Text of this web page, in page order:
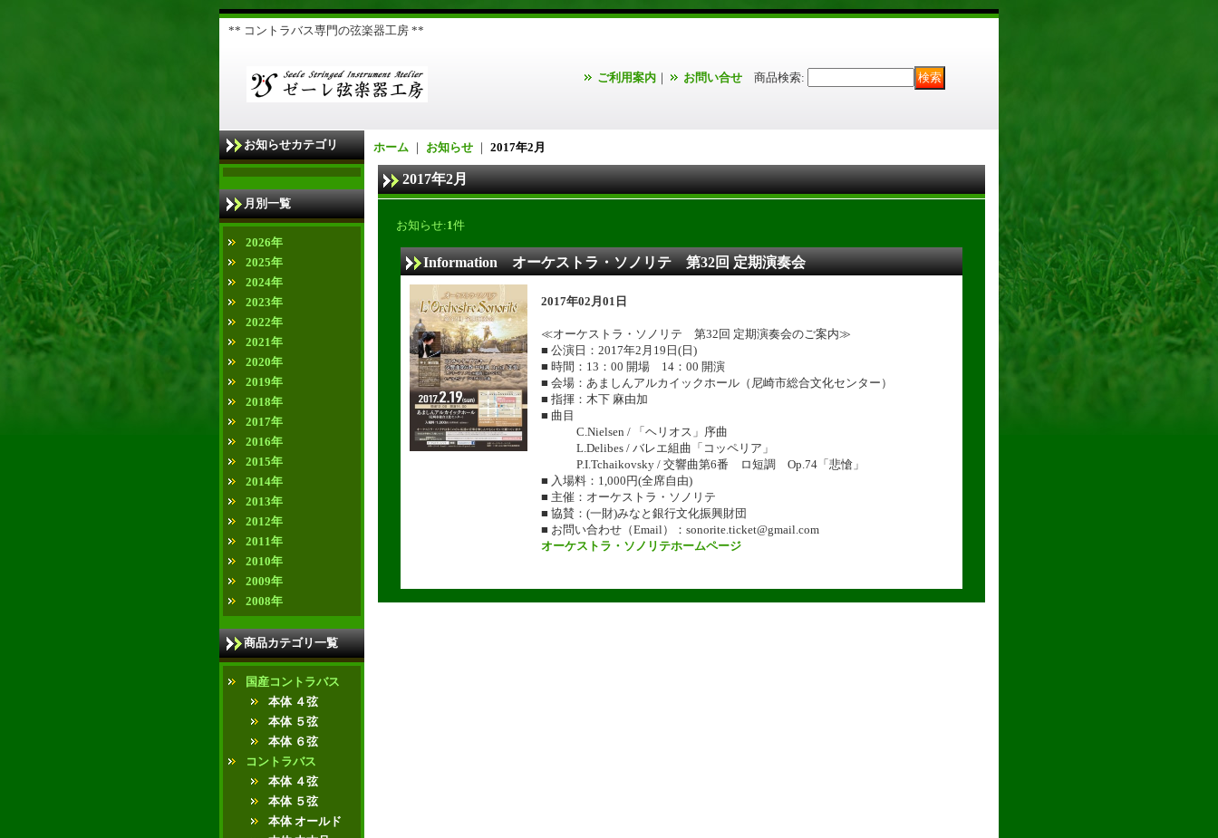
** コントラバス専門の弦楽器工房 **
ご利用案内 ｜ お問い合せ 商品検索:
お知らせカテゴリ
月別一覧
2026年
2025年
2024年
2023年
2022年
2021年
2020年
2019年
2018年
2017年
2016年
2015年
2014年
2013年
2012年
2011年
2010年
2009年
2008年
商品カテゴリ一覧
国産コントラバス
本体 ４弦
本体 ５弦
本体 ６弦
コントラバス
本体 ４弦
本体 ５弦
本体 オールド
ホーム ｜ お知らせ ｜ 2017年2月
2017年2月
お知らせ:1件
Information オーケストラ・ソノリテ 第32回 定期演奏会
2017年02月01日
≪オーケストラ・ソノリテ 第32回 定期演奏会のご案内≫
■ 公演日：2017年2月19日(日)
■ 時間：13：00 開場 14：00 開演
■ 会場：あましんアルカイックホール（尼崎市総合文化センター）
■ 指揮：木下 麻由加
■ 曲目
C.Nielsen / 「ヘリオス」序曲
L.Delibes / バレエ組曲「コッペリア」
P.I.Tchaikovsky / 交響曲第6番 ロ短調 Op.74「悲愴」
■ 入場料：1,000円(全席自由)
■ 主催：オーケストラ・ソノリテ
■ 協賛：(一財)みなと銀行文化振興財団
■ お問い合わせ（Email）：sonorite.ticket@gmail.com
オーケストラ・ソノリテホームページ